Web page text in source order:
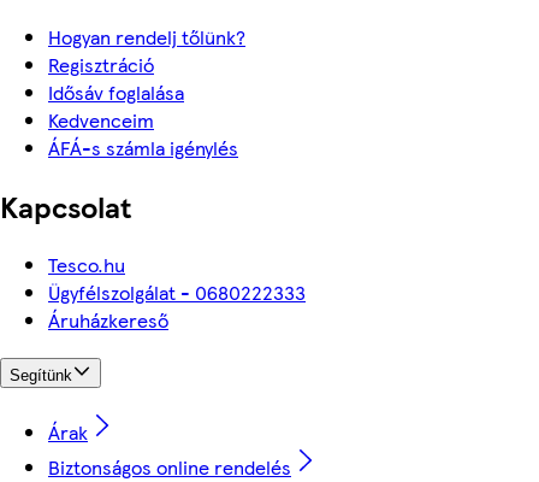
Hogyan rendelj tőlünk?
Regisztráció
Idősáv foglalása
Kedvenceim
ÁFÁ-s számla igénylés
Kapcsolat
Tesco.hu
Ügyfélszolgálat - 0680222333
Áruházkereső
Segítünk
Árak
Biztonságos online rendelés